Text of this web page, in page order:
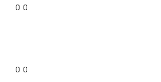
0 0
0 0